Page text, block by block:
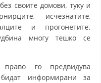
ЦКРМ
своите домови, туку и
исчезнатите,
и прогонетите.
многу тешко се
право го предвидува
информирани за